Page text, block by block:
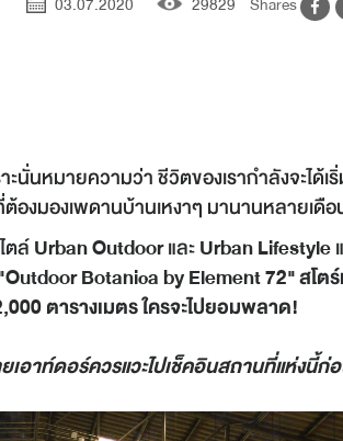
ะนั่นหมายความว่า ชีวิตของเรากำลังจะไ
องมองเพดานบ้านเหงาๆ มานานหลายเดื
ตล์Urban OutdoorและUrban Lifestyle
Botanica by Element 72"สโต
ตารางเมตร ใครจะไปยอมพลาด!
เอาท์ดอร์ควรแวะไปเช็คอินสถานที่แห่งนี้